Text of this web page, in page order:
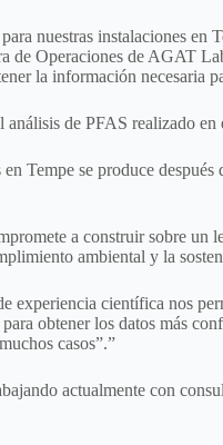
nuestras instalaciones
Operaciones de AGAT
la información necesaria
de PFAS realizado
Tempe se produce
a construir sobre un
ambiental y la
experiencia científica nos
obtener los datos más
casos”.”
actualmente con